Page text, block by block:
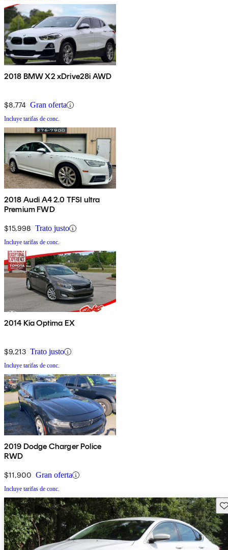
2018 BMW X2 xDrive28i AWD
$8,774 Gran oferta
Incluye tarifas de conc.
2018 Audi A4 2.0 TFSI ultra
Premium FWD
$15,998 Trato justo
Incluye tarifas de conc.
2014 Kia Optima EX
$9,213 Trato justo
Incluye tarifas de conc.
2019 Dodge Charger Police
RWD
$11,900 Gran oferta
Incluye tarifas de conc.